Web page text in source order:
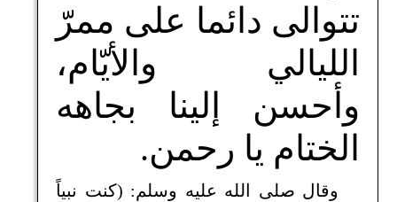
تتوالى دائما على ممرّ
الليالي والأيّام،
وأحسن إلينا بجاهه
الختام يا رحمن.
وقال صلى الله عليه وسلم: (كنت نبياً